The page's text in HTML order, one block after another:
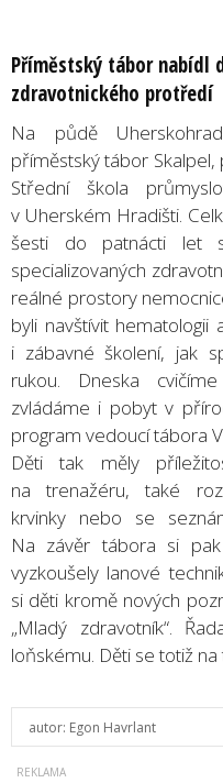
Příměstský tábor nabídl
zdravotnického protředí
Na půdě
příměstský tábor Skalpel,
Střední škola
v Uherském Hradišti.
šesti do patnácti let
specializovaných
reálné prostory
byli navštívit hematologii
i zábavné školení, jak
rukou. Dneska
zvládáme i pobyt v
program vedoucí tábora
Děti tak měly
na trenažéru, také
krvinky nebo se
Na závěr tábora si
vyzkoušely lanové
si děti kromě nových
„Mladý zdravotník“.
loňskému. Děti se totiž
autor: Egon Havrlant